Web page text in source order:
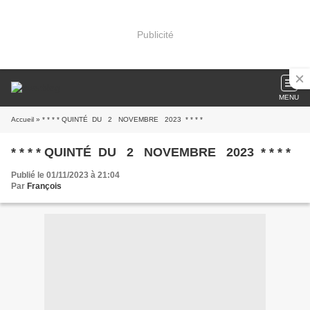
Publicité
MENU
Accueil » * * * * QUINTÉ DU 2 NOVEMBRE 2023 * * * *
* * * * QUINTÉ DU 2 NOVEMBRE 2023 * * * *
Publié le 01/11/2023 à 21:04
Par François